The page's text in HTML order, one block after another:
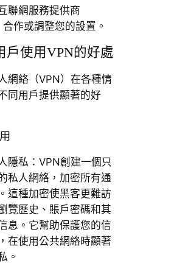
聯網服務提供商
合作或調整您的設置。
戶使用VPN的好處
網絡（VPN）在各種情
同用戶提供顯著的好
隱私：VPN創建一個只
私人網絡，加密所有通
這種加密使黑客更難訪
覽歷史、賬戶密碼和其
息。它幫助保護您的信
在使用公共網絡時顯著
。